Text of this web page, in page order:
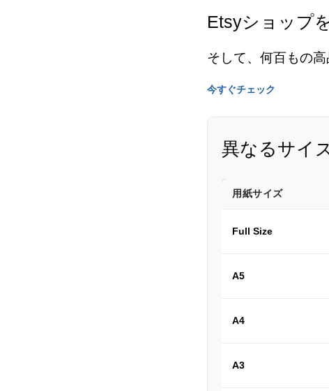
Etsyショップ
そして、何百もの
今すぐチェック
異なるサイ
用紙サイズ
Full Size
A5
A4
A3